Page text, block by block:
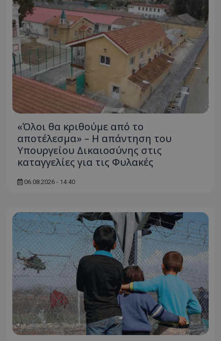
«Όλοι θα κριθούμε από το
αποτέλεσμα» – Η απάντηση του
Υπουργείου Δικαιοσύνης στις
καταγγελίες για τις Φυλακές
06.08.2026 - 14:40